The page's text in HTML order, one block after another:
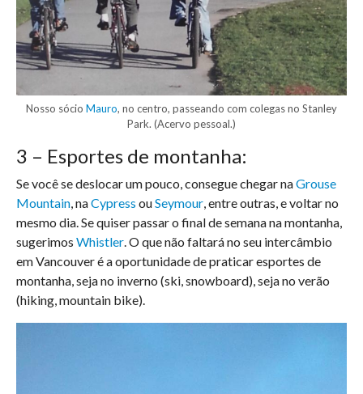
Nosso sócio Mauro, no centro, passeando com colegas no Stanley
Park. (Acervo pessoal.)
3 – Esportes de montanha:
Se você se deslocar um pouco, consegue chegar naGrouse
Mountain, naCypress ouSeymour, entre outras, e voltar no
mesmo dia. Se quiser passar o final de semana na montanha,
sugerimos Whistler. O que não faltará no seu intercâmbio
em Vancouver é a oportunidade de praticar esportes de
montanha, seja no inverno (ski, snowboard), seja no verão
(hiking, mountain bike).